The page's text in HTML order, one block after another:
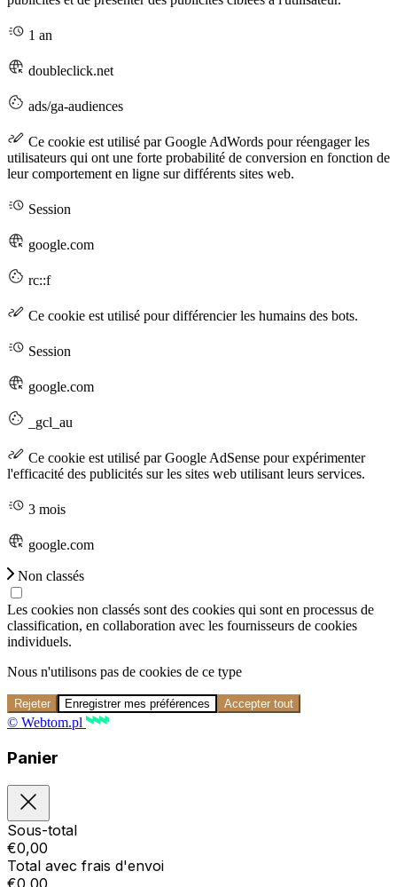
1 an
doubleclick.net
ads/ga-audiences
Ce cookie est utilisé par Google AdWords pour réengager les
utilisateurs qui ont une forte probabilité de conversion en fonction de
leur comportement en ligne sur différents sites web.
Session
google.com
rc::f
Ce cookie est utilisé pour différencier les humains des bots.
Session
google.com
_gcl_au
Ce cookie est utilisé par Google AdSense pour expérimenter
l'efficacité des publicités sur les sites web utilisant leurs services.
3 mois
google.com
Non classés
Les cookies non classés sont des cookies qui sont en processus de
classification, en collaboration avec les fournisseurs de cookies
individuels.
Nous n'utilisons pas de cookies de ce type
Rejeter Enregistrer mes préférences Accepter tout
© Webtom.pl
Panier
Sous-total
€0,00
Total avec frais d'envoi
€0,00